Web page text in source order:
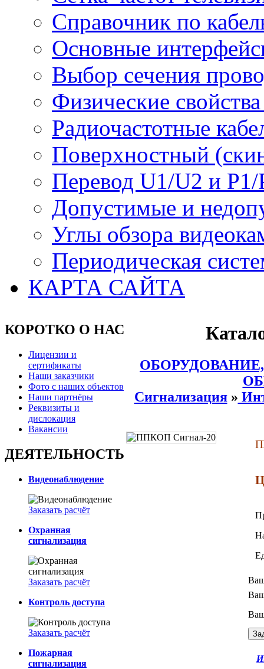
Справочник по
Основные
Выбор сечения
Физические
Радиочастотные
Поверхностный
Перевод U1/U2 и
Допустимые и
Углы обзора
Периодическая
КАРТА САЙТА
КОРОТКО О НАС
Лицензии и
сертификаты
Наши заказчики
Фото с наших объектов
Наши партнёры
Реквизиты и
дислокация
Вакансии
ДЕЯТЕЛЬНОСТЬ
Видеонаблюдение
Заказать расчёт
Охранная
сигнализация
Заказать расчёт
Контроль доступа
Заказать расчёт
Пожарная
сигнализация
Сигнализация»